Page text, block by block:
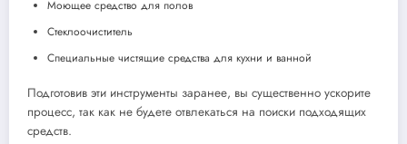
Моющее средство для полов
Стеклоочиститель
Специальные чистящие средства для кухни и ванной
Подготовив эти инструменты заранее, вы существенно ускорите
процесс, так как не будете отвлекаться на поиски подходящих
средств.